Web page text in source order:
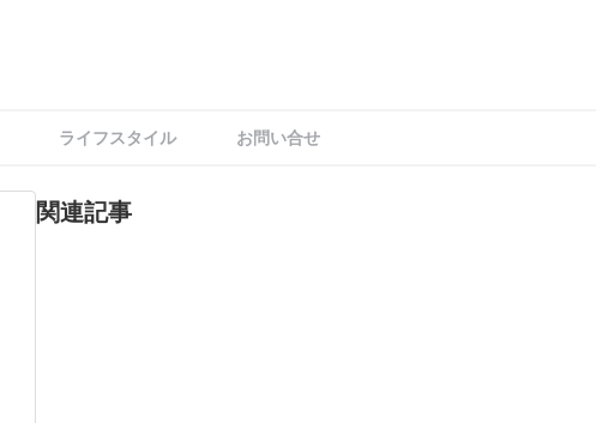
ライフスタイル お問い合せ
関連記事